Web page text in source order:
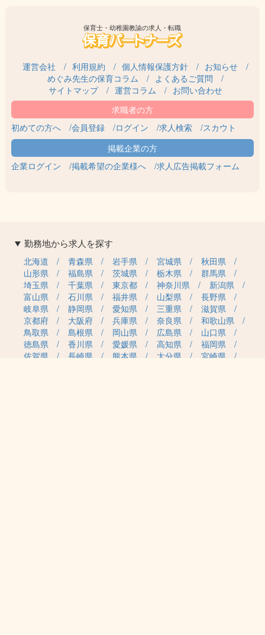
保育士・幼稚園教諭の求人・転職
運営会社 利用規約 個人情報保護方針
お知らせ
めぐみ先生の保育コラム
よくあるご質問
サイトマップ
運営コラム お問い合わせ
初めての方へ 会員登録 ログイン 求人検索 スカウト
企業ログイン 掲載希望の企業様へ 求人広告掲載フォーム
勤務地から求人を探す
北海道 青森県 岩手県 宮城県
秋田県
山形県
福島県 茨城県 栃木県
群馬県
埼玉県
千葉県 東京都 神奈川県
新潟県
富山県
石川県 福井県 山梨県
長野県
岐阜県
静岡県 愛知県 三重県
滋賀県
京都府
大阪府 兵庫県 奈良県
和歌山県
鳥取県
島根県 岡山県 広島県
山口県
徳島県
香川県 愛媛県 高知県
福岡県
佐賀県
長崎県 熊本県 大分県
宮崎県